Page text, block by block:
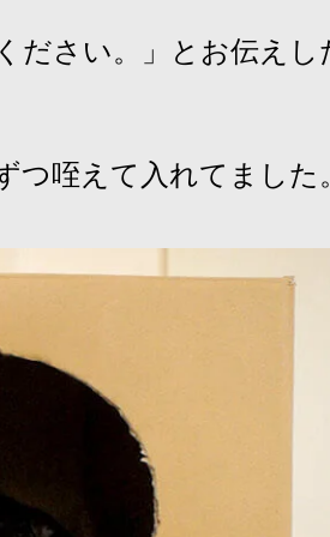
ださい。」とお伝えし
咥えて入れてました